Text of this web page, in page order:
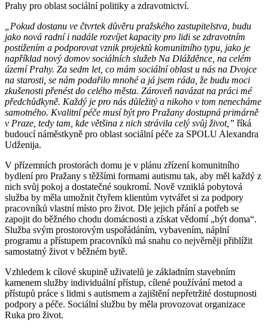
Prahy pro oblast sociální politiky a zdravotnictví.
„Pokud dostanu ve čtvrtek důvěru pražského zastupitelstva, budu
jako nová radní i nadále rozvíjet kapacity pro lidi se zdravotním
postižením a podporovat vznik projektů komunitního typu, jako je
například nový domov sociálních služeb Na Dlážděnce, na celém
území Prahy. Za sedm let, co mám sociální oblast u nás na Dvojce
na starosti, se nám podařilo mnohé a já jsem ráda, že budu moci
zkušenosti přenést do celého města. Zároveň navázat na práci mé
předchůdkyně. Každý je pro nás důležitý a nikoho v tom nenecháme
samotného. Kvalitní péče musí být pro Pražany dostupná primárně
v Praze, tedy tam, kde většina z nich strávila celý svůj život,” říká
budoucí náměstkyně pro oblast sociální péče za SPOLU Alexandra
Udženija.
V přízemních prostorách domu je v plánu zřízení komunitního
bydlení pro Pražany s těžšími formami autismu tak, aby měl každý z
nich svůj pokoj a dostatečné soukromí. Nově vzniklá pobytová
služba by měla umožnit čtyřem klientům vytvářet si za podpory
pracovníků vlastní místo pro život. Dle jejich přání a potřeb se
zapojit do běžného chodu domácnosti a získat vědomí „být doma“.
Služba svým prostorovým uspořádáním, vybavením, náplní
programu a přístupem pracovníků má snahu co nejvěrněji přiblížit
samostatný život v běžném bytě.
Vzhledem k cílové skupině uživatelů je základním stavebním
kamenem služby individuální přístup, cílené používání metod a
přístupů práce s lidmi s autismem a zajištění nepřetržité dostupnosti
podpory a péče. Sociální službu by měla provozovat organizace
Ruka pro život.